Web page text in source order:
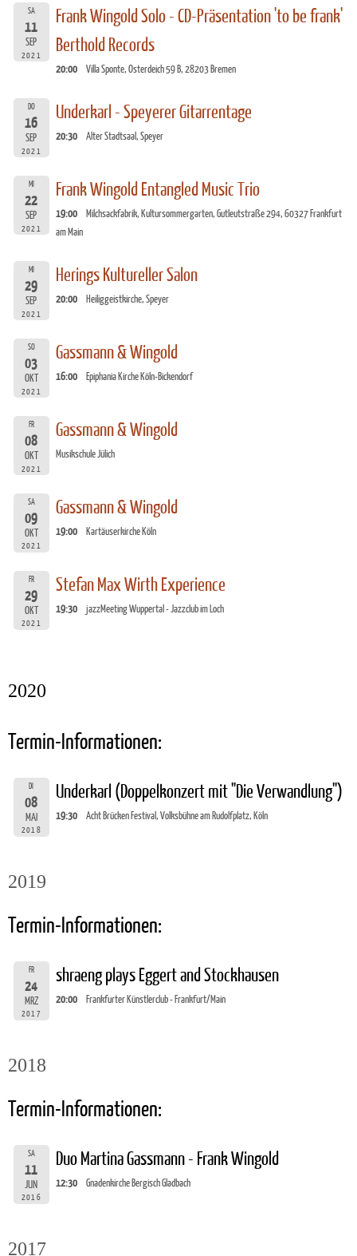
SA
11
SEP
2021
Frank Wingold Solo - CD-Präsentation 'to be frank'
Berthold Records
20:00 Villa Sponte, Osterdeich 59 B, 28203 Bremen
DO
16
SEP
2021
Underkarl - Speyerer Gitarrentage
20:30 Alter Stadtsaal, Speyer
MI
22
SEP
2021
Frank Wingold Entangled Music Trio
19:00
Milchsackfabrik, Kultursommergarten, Gutleutstraße 294, 60327 Frankfurt
am Main
MI
29
SEP
2021
Herings Kultureller Salon
20:00 Heiliggeistkirche, Speyer
SO
03
OKT
2021
Gassmann & Wingold
16:00 Epiphania Kirche Köln-Bickendorf
FR
08
OKT
2021
Gassmann & Wingold
Musikschule Jülich
SA
09
OKT
2021
Gassmann & Wingold
19:00 Kartäuserkirche Köln
FR
29
OKT
2021
Stefan Max Wirth Experience
19:30 jazzMeeting Wuppertal - Jazzclub im Loch
2020
Termin-Informationen:
DI
08
MAI
2018
Underkarl (Doppelkonzert mit "Die Verwandlung")
19:30 Acht Brücken Festival, Volksbühne am Rudolfplatz, Köln
2019
Termin-Informationen:
FR
24
MRZ
2017
shraeng plays Eggert and Stockhausen
20:00 Frankfurter Künstlerclub - Frankfurt/Main
2018
Termin-Informationen:
SA
11
JUN
2016
Duo Martina Gassmann - Frank Wingold
12:30 Gnadenkirche Bergisch Gladbach
2017